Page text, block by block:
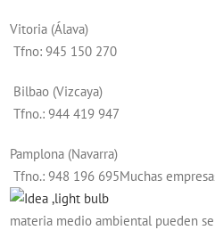
Vitoria (Álava)
Tfno: 945 150 270
Bilbao (Vizcaya)
Tfno.: 944 419 947
Pamplona (Navarra)
Tfno.: 948 196 695Muchas
materia medio ambiental pueden